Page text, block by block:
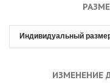
ИЗМЕНЕНИЕ